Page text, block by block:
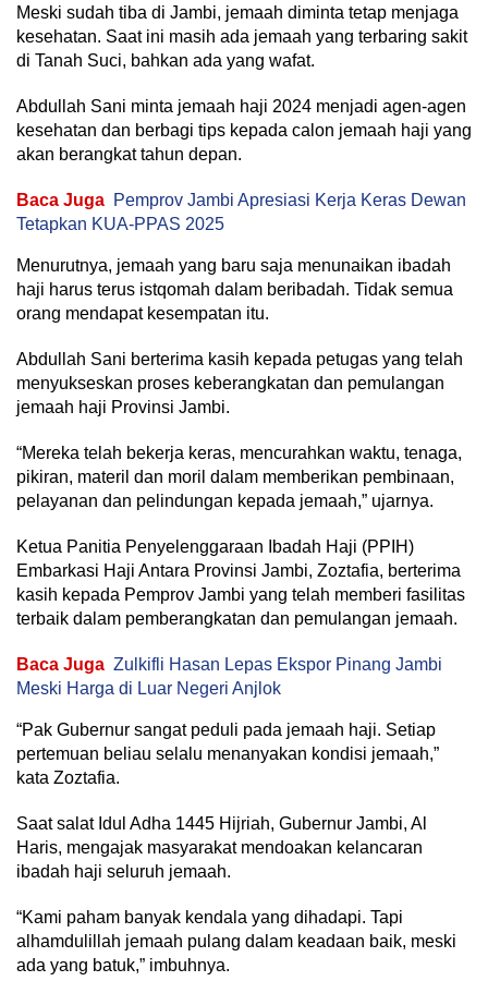
Meski sudah tiba di Jambi, jemaah diminta tetap menjaga
kesehatan. Saat ini masih ada jemaah yang terbaring sakit
di Tanah Suci, bahkan ada yang wafat.
Abdullah Sani minta jemaah haji 2024 menjadi agen-agen
kesehatan dan berbagi tips kepada calon jemaah haji yang
akan berangkat tahun depan.
Baca Juga Pemprov Jambi Apresiasi Kerja Keras Dewan
Tetapkan KUA-PPAS 2025
Menurutnya, jemaah yang baru saja menunaikan ibadah
haji harus terus istqomah dalam beribadah. Tidak semua
orang mendapat kesempatan itu.
Abdullah Sani berterima kasih kepada petugas yang telah
menyukseskan proses keberangkatan dan pemulangan
jemaah haji Provinsi Jambi.
“Mereka telah bekerja keras, mencurahkan waktu, tenaga,
pikiran, materil dan moril dalam memberikan pembinaan,
pelayanan dan pelindungan kepada jemaah,” ujarnya.
Ketua Panitia Penyelenggaraan Ibadah Haji (PPIH)
Embarkasi Haji Antara Provinsi Jambi, Zoztafia, berterima
kasih kepada Pemprov Jambi yang telah memberi fasilitas
terbaik dalam pemberangkatan dan pemulangan jemaah.
Baca Juga Zulkifli Hasan Lepas Ekspor Pinang Jambi
Meski Harga di Luar Negeri Anjlok
“Pak Gubernur sangat peduli pada jemaah haji. Setiap
pertemuan beliau selalu menanyakan kondisi jemaah,”
kata Zoztafia.
Saat salat Idul Adha 1445 Hijriah, Gubernur Jambi, Al
Haris, mengajak masyarakat mendoakan kelancaran
ibadah haji seluruh jemaah.
“Kami paham banyak kendala yang dihadapi. Tapi
alhamdulillah jemaah pulang dalam keadaan baik, meski
ada yang batuk,” imbuhnya.